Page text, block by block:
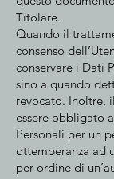
Titolare.
Quando il
consenso
conservare i Dati
sino a quando
revocato. Inoltre,
essere obbligato
Personali per un
ottemperanza ad
per ordine di